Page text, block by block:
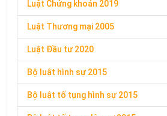
Luật Chứng khoán 2019
Luật Thương mại 2005
Luật Đầu tư 2020
Bộ luật hình sự 2015
Bộ luật tố tụng hình sự 2015